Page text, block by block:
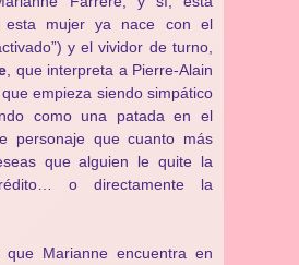
esta mujer ya nace con el
y el vividor de turno,
, que interpreta a Pierre-Alain
empieza siendo simpático
como una patada en el
personaje que cuanto más
que alguien le quite la
o directamente la
Marianne encuentra en